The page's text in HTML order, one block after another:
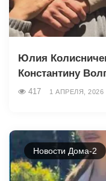
Юлия
Константину
417 1 АПРЕЛЯ, 2026
Новости Дома-2